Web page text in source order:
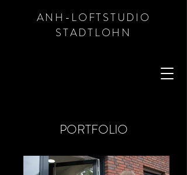
ANH-LOFTSTUDIO
STADTLOHN
PORTFOLIO